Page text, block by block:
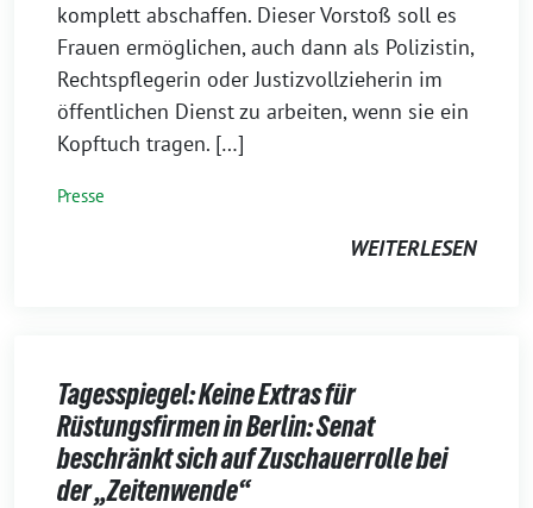
komplett abschaffen. Dieser Vorstoß soll es
Frauen ermöglichen, auch dann als Polizistin,
Rechtspflegerin oder Justizvollzieherin im
öffentlichen Dienst zu arbeiten, wenn sie ein
Kopftuch tragen. […]
Presse
WEITERLESEN
Tagesspiegel: Keine Extras für
Rüstungsfirmen in Berlin: Senat
beschränkt sich auf Zuschauerrolle bei
der „Zeitenwende“